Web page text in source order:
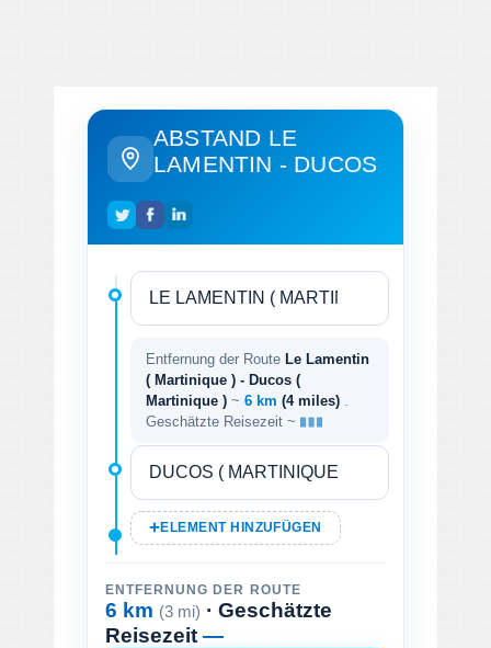
ABSTAND LE
LAMENTIN - DUCOS
Entfernung der Route Le Lamentin
( Martinique ) - Ducos (
Martinique ) ~ 6 km (4 miles)
Geschätzte Reisezeit ~
ELEMENT HINZUFÜGEN
ENTFERNUNG DER ROUTE
6 km (3 mi) · Geschätzte
Reisezeit—